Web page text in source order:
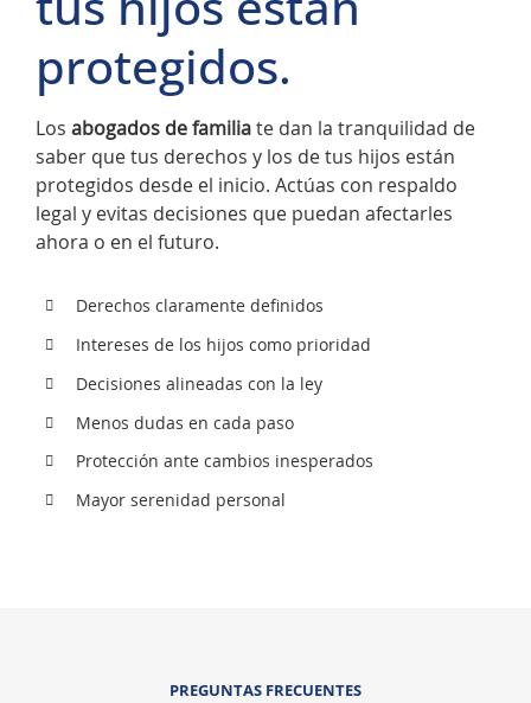
protegidos.
Los abogados de familiate dan la tranquilidad de
saber que tus derechos y los de tus hijos están
protegidos desde el inicio. Actúas con respaldo
legal y evitas decisiones que puedan afectarles
ahora o en el futuro.
Derechos claramente definidos
Intereses de los hijos como prioridad
Decisiones alineadas con la ley
Menos dudas en cada paso
Protección ante cambios inesperados
Mayor serenidad personal
PREGUNTAS FRECUENTES